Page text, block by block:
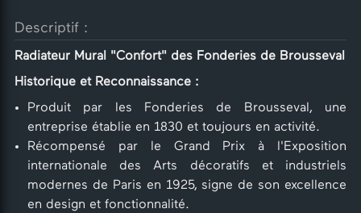
Descriptif :
Radiateur Mural "Confort" des Fonderies de Brousseval
Historique et Reconnaissance :
Produit par les Fonderies de Brousseval, une
entreprise établie en 1830 et toujours en activité.
Récompensé par le Grand Prix à l'Exposition
internationale des Arts décoratifs et industriels
modernes de Paris en 1925, signe de son excellence
en design et fonctionnalité.